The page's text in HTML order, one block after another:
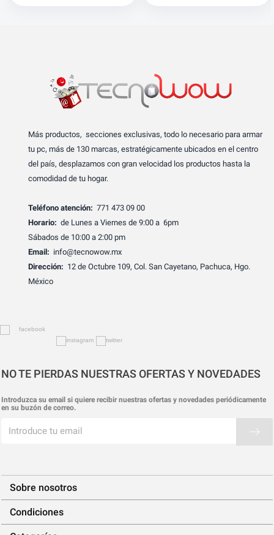
Más productos, secciones exclusivas, todo lo necesario para armar
tu pc, más de 130 marcas, estratégicamente ubicados en el centro
del país, desplazamos con gran velocidad los productos hasta la
comodidad de tu hogar.
Teléfono atención: 771 473 09 00
Horario: de Lunes a Viernes de 9:00 a 6pm
Sábados de 10:00 a 2:00 pm
Email: info@tecnowow.mx
Dirección: 12 de Octubre 109, Col. San Cayetano, Pachuca, Hgo.
México
NO TE PIERDAS NUESTRAS OFERTAS Y NOVEDADES
Introduzca su email si quiere recibir nuestras ofertas y novedades periódicamente
en su buzón de correo.
Sobre nosotros
Condiciones